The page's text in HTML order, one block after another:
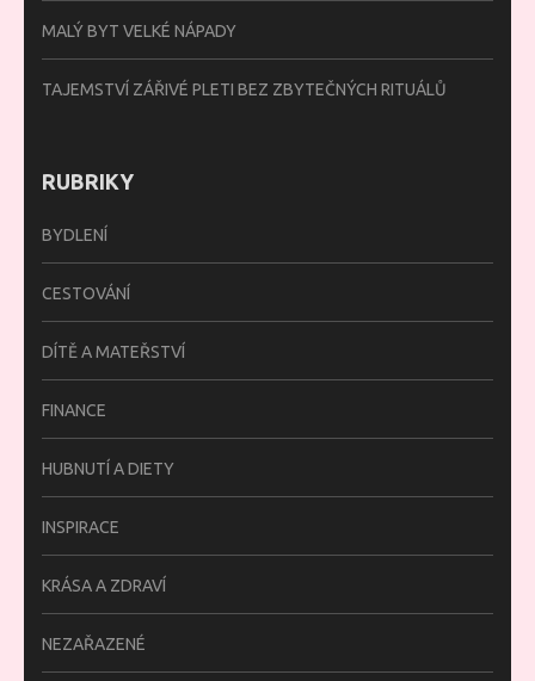
MALÝ BYT VELKÉ NÁPADY
TAJEMSTVÍ ZÁŘIVÉ PLETI BEZ ZBYTEČNÝCH RITUÁLŮ
RUBRIKY
BYDLENÍ
CESTOVÁNÍ
DÍTĚ A MATEŘSTVÍ
FINANCE
HUBNUTÍ A DIETY
INSPIRACE
KRÁSA A ZDRAVÍ
NEZAŘAZENÉ